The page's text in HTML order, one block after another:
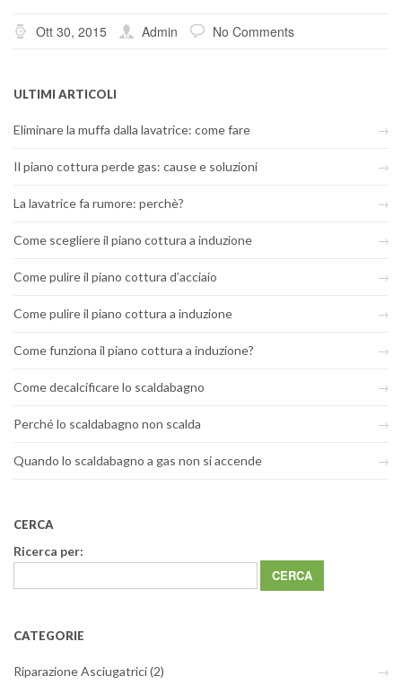
Ott 30, 2015 Admin No Comments
ULTIMI ARTICOLI
Eliminare la muffa dalla lavatrice: come fare
Il piano cottura perde gas: cause e soluzioni
La lavatrice fa rumore: perchè?
Come scegliere il piano cottura a induzione
Come pulire il piano cottura d’acciaio
Come pulire il piano cottura a induzione
Come funziona il piano cottura a induzione?
Come decalcificare lo scaldabagno
Perché lo scaldabagno non scalda
Quando lo scaldabagno a gas non si accende
CERCA
Ricerca per:
CATEGORIE
Riparazione Asciugatrici(2)